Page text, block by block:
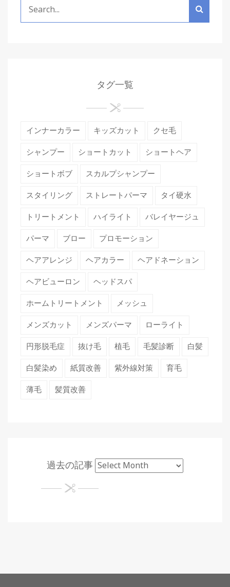
タグ一覧
インナーカラー キッズカット
クセ毛
シャンプー
ショートカット
ショートヘア
ショートボブ
スカルプシャンプー
スタイリング
ストレートパーマ
タイ硬水
トリートメント
ハイライト
バレイヤージュ
パーマ
ブロー
プロモーション
ヘアアレンジ
ヘアカラー
ヘアドネーション
ヘアビューロン
ヘッドスパ
ホームトリートメント
メッシュ
メンズカット
メンズパーマ
ローライト
円形脱毛症
抜け毛 植毛 毛髪診断
白髪
白髪染め
紙質改善 紫外線対策
育毛
薄毛
髪質改善
過去の記事